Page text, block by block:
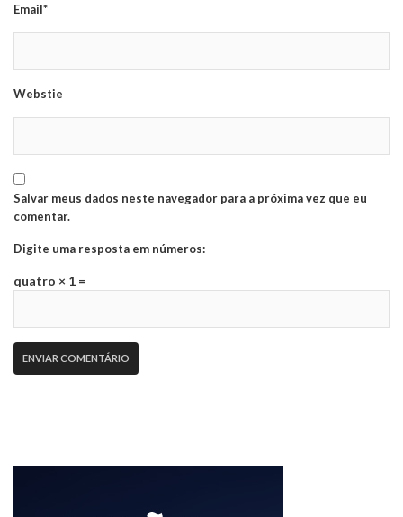
Email*
Webstie
Salvar meus dados neste navegador para a próxima vez que eu
comentar.
Digite uma resposta em números:
quatro × 1 =